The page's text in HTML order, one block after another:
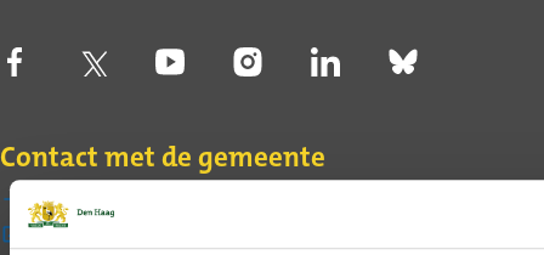
Contact met de gemeente
Contact
Stel een vraag